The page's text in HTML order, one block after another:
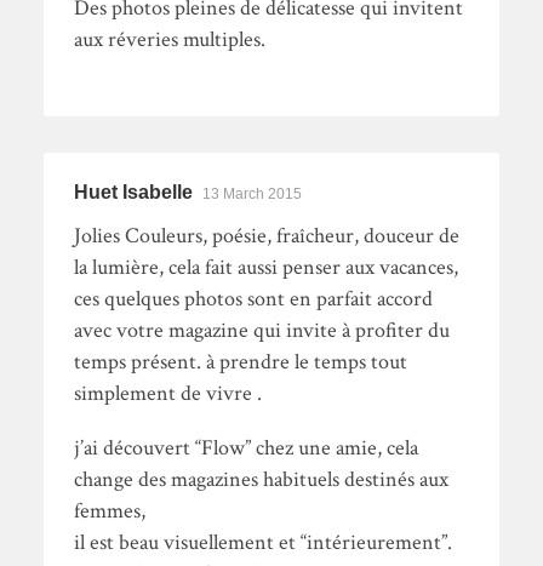
Des photos pleines de délicatesse qui invitent
aux réveries multiples.
Huet Isabelle 13 March 2015
Jolies Couleurs, poésie, fraîcheur, douceur de
la lumière, cela fait aussi penser aux vacances,
ces quelques photos sont en parfait accord
avec votre magazine qui invite à profiter du
temps présent. à prendre le temps tout
simplement de vivre .
j’ai découvert “Flow” chez une amie, cela
change des magazines habituels destinés aux
femmes,
il est beau visuellement et “intérieurement”.